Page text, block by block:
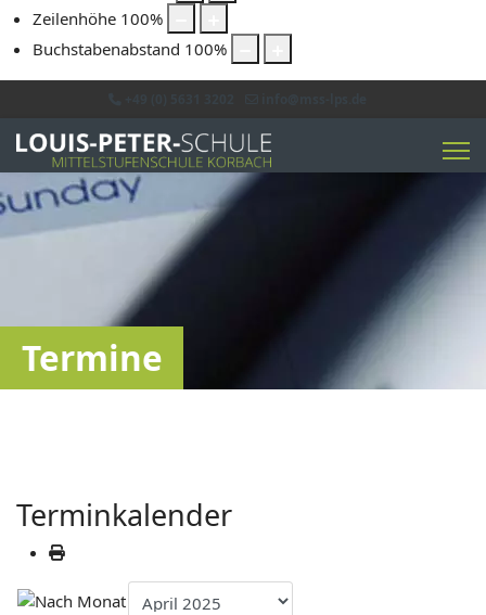
Zeilenhöhe 100%
Buchstabenabstand 100%
Termine
Terminkalender